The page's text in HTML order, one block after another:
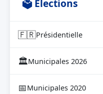
🗳 Élections
🇫🇷Présidentielle
🏛Municipales 2026
📅Municipales 2020